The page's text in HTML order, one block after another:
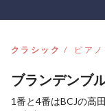
クラシック ピア
ブランデンブ
1番と4番はBCJの高